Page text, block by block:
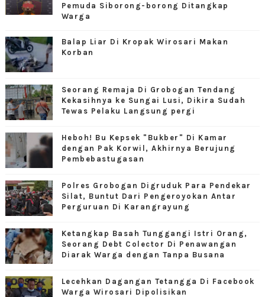
Pemuda Siborong-borong Ditangkap
Warga
Balap Liar Di Kropak Wirosari Makan
Korban
Seorang Remaja Di Grobogan Tendang
Kekasihnya ke Sungai Lusi, Dikira Sudah
Tewas Pelaku Langsung pergi
Heboh! Bu Kepsek "Bukber" Di Kamar
dengan Pak Korwil, Akhirnya Berujung
Pembebastugasan
Polres Grobogan Digruduk Para Pendekar
Silat, Buntut Dari Pengeroyokan Antar
Perguruan Di Karangrayung
Ketangkap Basah Tunggangi Istri Orang,
Seorang Debt Colector Di Penawangan
Diarak Warga dengan Tanpa Busana
Lecehkan Dagangan Tetangga Di Facebook
Warga Wirosari Dipolisikan